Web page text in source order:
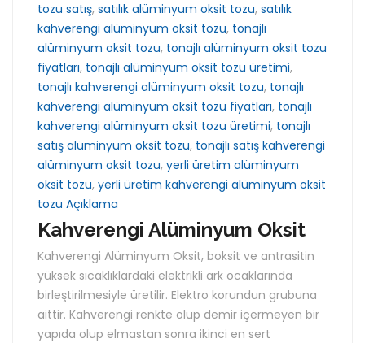
tozu satış, satılık alüminyum oksit tozu, satılık
kahverengi alüminyum oksit tozu, tonajlı
alüminyum oksit tozu, tonajlı alüminyum oksit tozu
fiyatları, tonajlı alüminyum oksit tozu üretimi,
tonajlı kahverengi alüminyum oksit tozu, tonajlı
kahverengi alüminyum oksit tozu fiyatları, tonajlı
kahverengi alüminyum oksit tozu üretimi, tonajlı
satış alüminyum oksit tozu, tonajlı satış kahverengi
alüminyum oksit tozu, yerli üretim alüminyum
oksit tozu, yerli üretim kahverengi alüminyum oksit
tozu Açıklama
Kahverengi Alüminyum Oksit
Kahverengi Alüminyum Oksit, boksit ve antrasitin
yüksek sıcaklıklardaki elektrikli ark ocaklarında
birleştirilmesiyle üretilir. Elektro korundun grubuna
aittir. Kahverengi renkte olup demir içermeyen bir
yapıda olup elmastan sonra ikinci en sert